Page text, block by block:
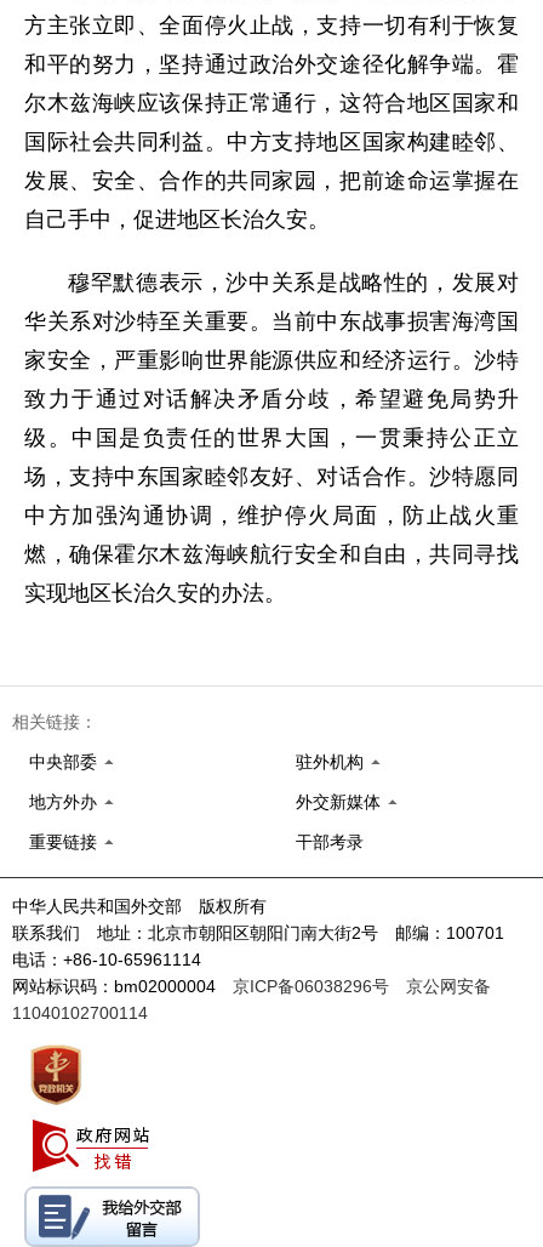
方主张立即、全面停火止战，支持一切有利于恢复
和平的努力，坚持通过政治外交途径化解争端。霍
尔木兹海峡应该保持正常通行，这符合地区国家和
国际社会共同利益。中方支持地区国家构建睦邻、
发展、安全、合作的共同家园，把前途命运掌握在
自己手中，促进地区长治久安。
穆罕默德表示，沙中关系是战略性的，发展对
华关系对沙特至关重要。当前中东战事损害海湾国
家安全，严重影响世界能源供应和经济运行。沙特
致力于通过对话解决矛盾分歧，希望避免局势升
级。中国是负责任的世界大国，一贯秉持公正立
场，支持中东国家睦邻友好、对话合作。沙特愿同
中方加强沟通协调，维护停火局面，防止战火重
燃，确保霍尔木兹海峡航行安全和自由，共同寻找
实现地区长治久安的办法。
相关链接：
中央部委 驻外机构
地方外办 外交新媒体
重要链接 干部考录
中华人民共和国外交部 版权所有
联系我们 地址：北京市朝阳区朝阳门南大街2号 邮编：100701
电话：+86-10-65961114
网站标识码：bm02000004 京ICP备06038296号
京公网安备
11040102700114